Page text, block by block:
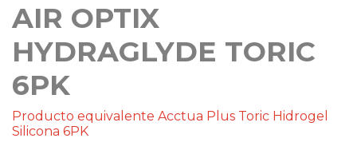
AIR OPTIX
HYDRAGLYDE TORIC
6PK
Producto equivalente Acctua Plus Toric Hidrogel
Silicona 6PK